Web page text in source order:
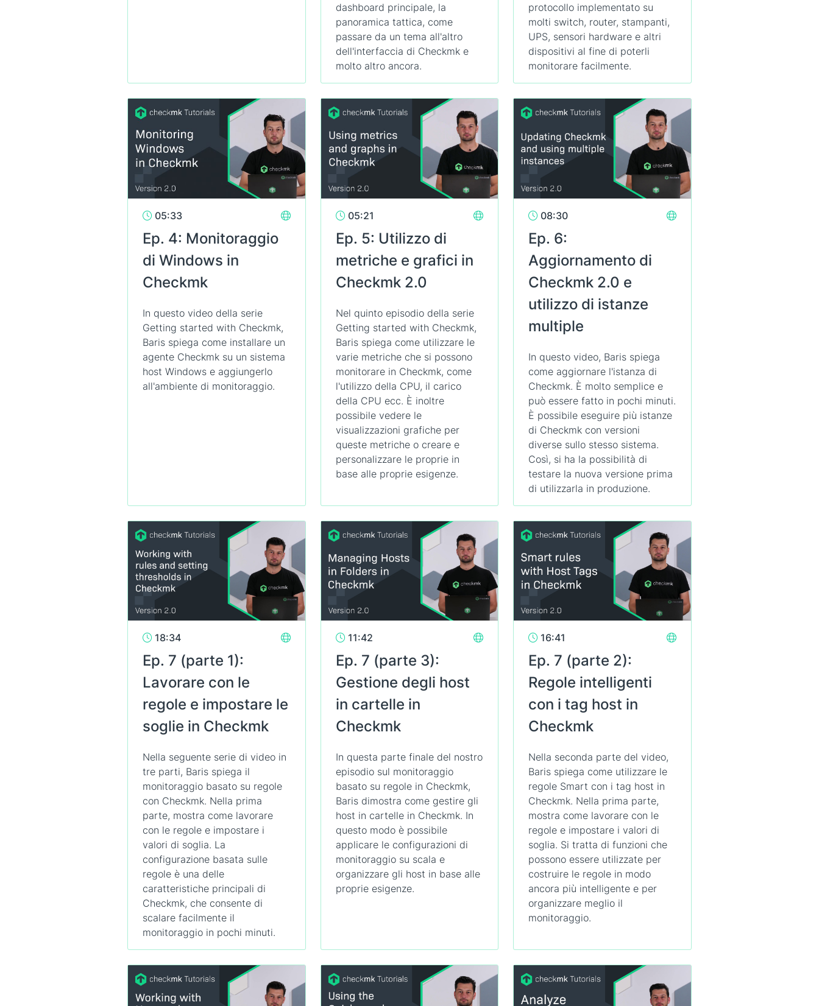
dashboard principale, la
panoramica tattica, come
passare da un tema all'altro
dell'interfaccia di Checkmk e
molto altro ancora.
protocollo implementato su
molti switch, router, stampanti,
UPS, sensori hardware e altri
dispositivi al fine di poterli
monitorare facilmente.
05:33
Ep. 4: Monitoraggio
di Windows in
Checkmk
In questo video della serie
Getting started with Checkmk,
Baris spiega come installare un
agente Checkmk su un sistema
host Windows e aggiungerlo
all'ambiente di monitoraggio.
05:21
Ep. 5: Utilizzo di
metriche e grafici in
Checkmk 2.0
Nel quinto episodio della serie
Getting started with Checkmk,
Baris spiega come utilizzare le
varie metriche che si possono
monitorare in Checkmk, come
l'utilizzo della CPU, il carico
della CPU ecc. È inoltre
possibile vedere le
visualizzazioni grafiche per
queste metriche o creare e
personalizzare le proprie in
base alle proprie esigenze.
08:30
Ep. 6:
Aggiornamento di
Checkmk 2.0 e
utilizzo di istanze
multiple
In questo video, Baris spiega
come aggiornare l'istanza di
Checkmk. È molto semplice e
può essere fatto in pochi minuti.
È possibile eseguire più istanze
di Checkmk con versioni
diverse sullo stesso sistema.
Così, si ha la possibilità di
testare la nuova versione prima
di utilizzarla in produzione.
18:34
Ep. 7 (parte 1):
Lavorare con le
regole e impostare le
soglie in Checkmk
Nella seguente serie di video in
tre parti, Baris spiega il
monitoraggio basato su regole
con Checkmk. Nella prima
parte, mostra come lavorare
con le regole e impostare i
valori di soglia. La
configurazione basata sulle
regole è una delle
caratteristiche principali di
Checkmk, che consente di
scalare facilmente il
monitoraggio in pochi minuti.
11:42
Ep. 7 (parte 3):
Gestione degli host
in cartelle in
Checkmk
In questa parte finale del nostro
episodio sul monitoraggio
basato su regole in Checkmk,
Baris dimostra come gestire gli
host in cartelle in Checkmk. In
questo modo è possibile
applicare le configurazioni di
monitoraggio su scala e
organizzare gli host in base alle
proprie esigenze.
16:41
Ep. 7 (parte 2):
Regole intelligenti
con i tag host in
Checkmk
Nella seconda parte del video,
Baris spiega come utilizzare le
regole Smart con i tag host in
Checkmk. Nella prima parte,
mostra come lavorare con le
regole e impostare i valori di
soglia. Si tratta di funzioni che
possono essere utilizzate per
costruire le regole in modo
ancora più intelligente e per
organizzare meglio il
monitoraggio.